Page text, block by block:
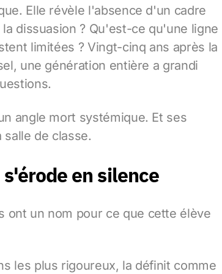
Elle révèle l'absence d'un cadre
dissuasion ? Qu'est-ce qu'une ligne
limitées ? Vingt-cinq ans après la
une génération entière a grandi
angle mort systémique. Et ses
de classe.
en silence
ont un nom pour ce que cette élève
les plus rigoureux, la définit comme